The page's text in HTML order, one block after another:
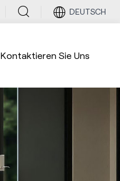
DEUTSCH
Kontaktieren Sie Uns